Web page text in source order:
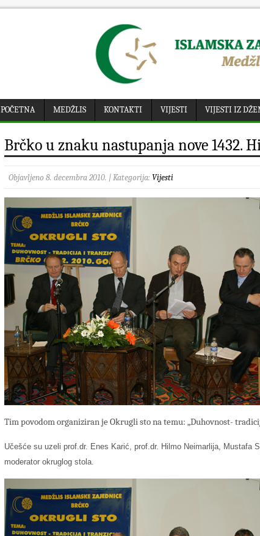
POČETNA MEDŽLIS KONTAKTI VIJESTI VIJESTI IZ
Brčko u znaku nastupanja nove 1432.
Objavljeno 8. decembra 2010. | Kategorija: Vijesti
Tim povodom organiziran je Okrugli sto na temu: „Duhovnost-
Učešće su uzeli prof.dr. Enes Karić, prof.dr. Hilmo Neimarlija, Mustafa
moderator okruglog stola.